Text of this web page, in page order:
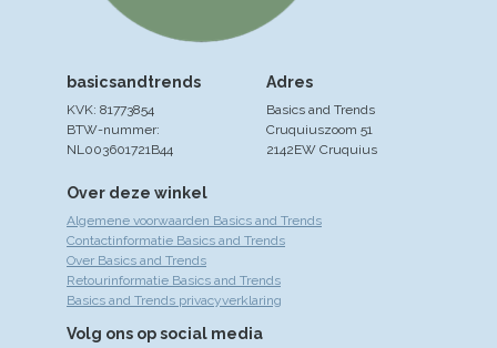
Over deze winkel
Algemene voorwaarden Basics and Trends
Contactinformatie Basics and Trends
Over Basics and Trends
Retourinformatie Basics and Trends
Basics and Trends privacyverklaring
Volg ons op social media
Adres
Basics and Trends
Cruquiuszoom 51
2142EW Cruquius
basicsandtrends
KVK: 81773854
BTW-nummer:
NL003601721B44